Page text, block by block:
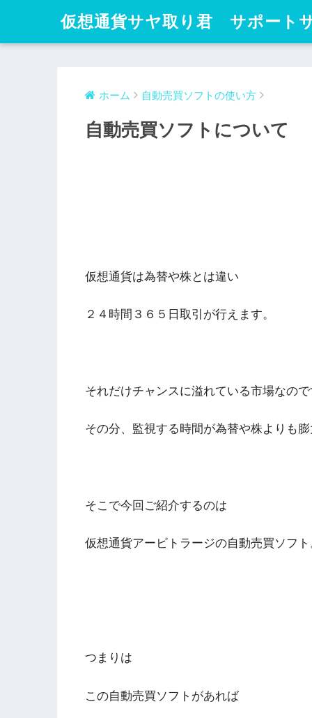
仮想通貨サヤ取り君 サポート
ホーム 自動売買ソフトの使い方
自動売買ソフトについて
仮想通貨は為替や株とは違い
２４時間３６５日取引が行えます。
それだけチャンスに溢れている市場なの
その分、監視する時間が為替や株よりも
そこで今回ご紹介するのは
仮想通貨アービトラージの自動売買ソフ
つまりは
この自動売買ソフトがあれば